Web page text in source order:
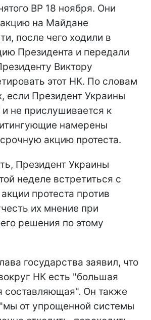
ВР 18 ноября. Они
на Майдане
после чего ходили в
Президента и передали
Виктору
этот НК. По словам
если Президент Украины
не прислушивается к
намерены
акцию протеста.
Президент Украины
неделе встретиться с
протеста против
их мнение при
решения по этому
государства заявил, что
НК есть "большая
составляющая". Он также
от упрощенной системы